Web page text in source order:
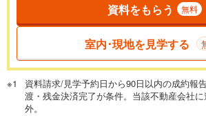
一般的には最長35年まで借り入れ可能で
が完済時の年齢は80歳までを条件として
閉じる
頭金
資料をもらう 無料
室内･現地を見学する
資料請求/見学予約日から90日以内の成約報
渡・残金決済完了が条件。当該不動産会社
外。